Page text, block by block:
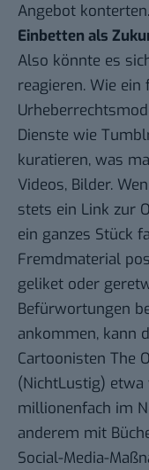
Angebot konterten.
Einbetten als
Also könnte es
reagieren. Wie
Dienste wie
kuratieren, was
Videos, Bilder.
stets ein Link zur
ein ganzes Stück
Fremdmaterial
geliket oder
Befürwortungen
ankommen, kann
Cartoonisten The
(NichtLustig) etwa
millionenfach im
anderem mit
Social-Media-